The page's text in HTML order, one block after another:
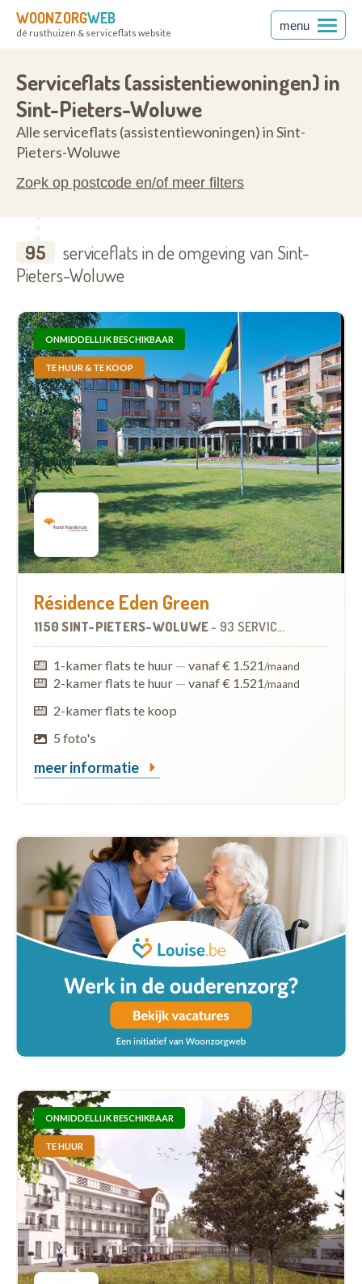
WOONZORGWEB
dé rusthuizen & serviceflats website
menu
Serviceflats (assistentiewoningen) in
Sint-Pieters-Woluwe
Alle serviceflats (assistentiewoningen) in Sint-
Pieters-Woluwe
Zoek op postcode en/of meer filters
95
serviceflats in de omgeving van Sint-
Pieters-Woluwe
ONMIDDELLIJK BESCHIKBAAR
TE HUUR & TE KOOP
Résidence Eden Green
1150 SINT-PIETERS-WOLUWE - 93 SERVICEFLATS
1-kamer flats te huur — vanaf € 1.521/maand
2-kamer flats te huur — vanaf € 1.521/maand
2-kamer flats te koop
5 foto's
meer informatie
ONMIDDELLIJK BESCHIKBAAR
TE HUUR